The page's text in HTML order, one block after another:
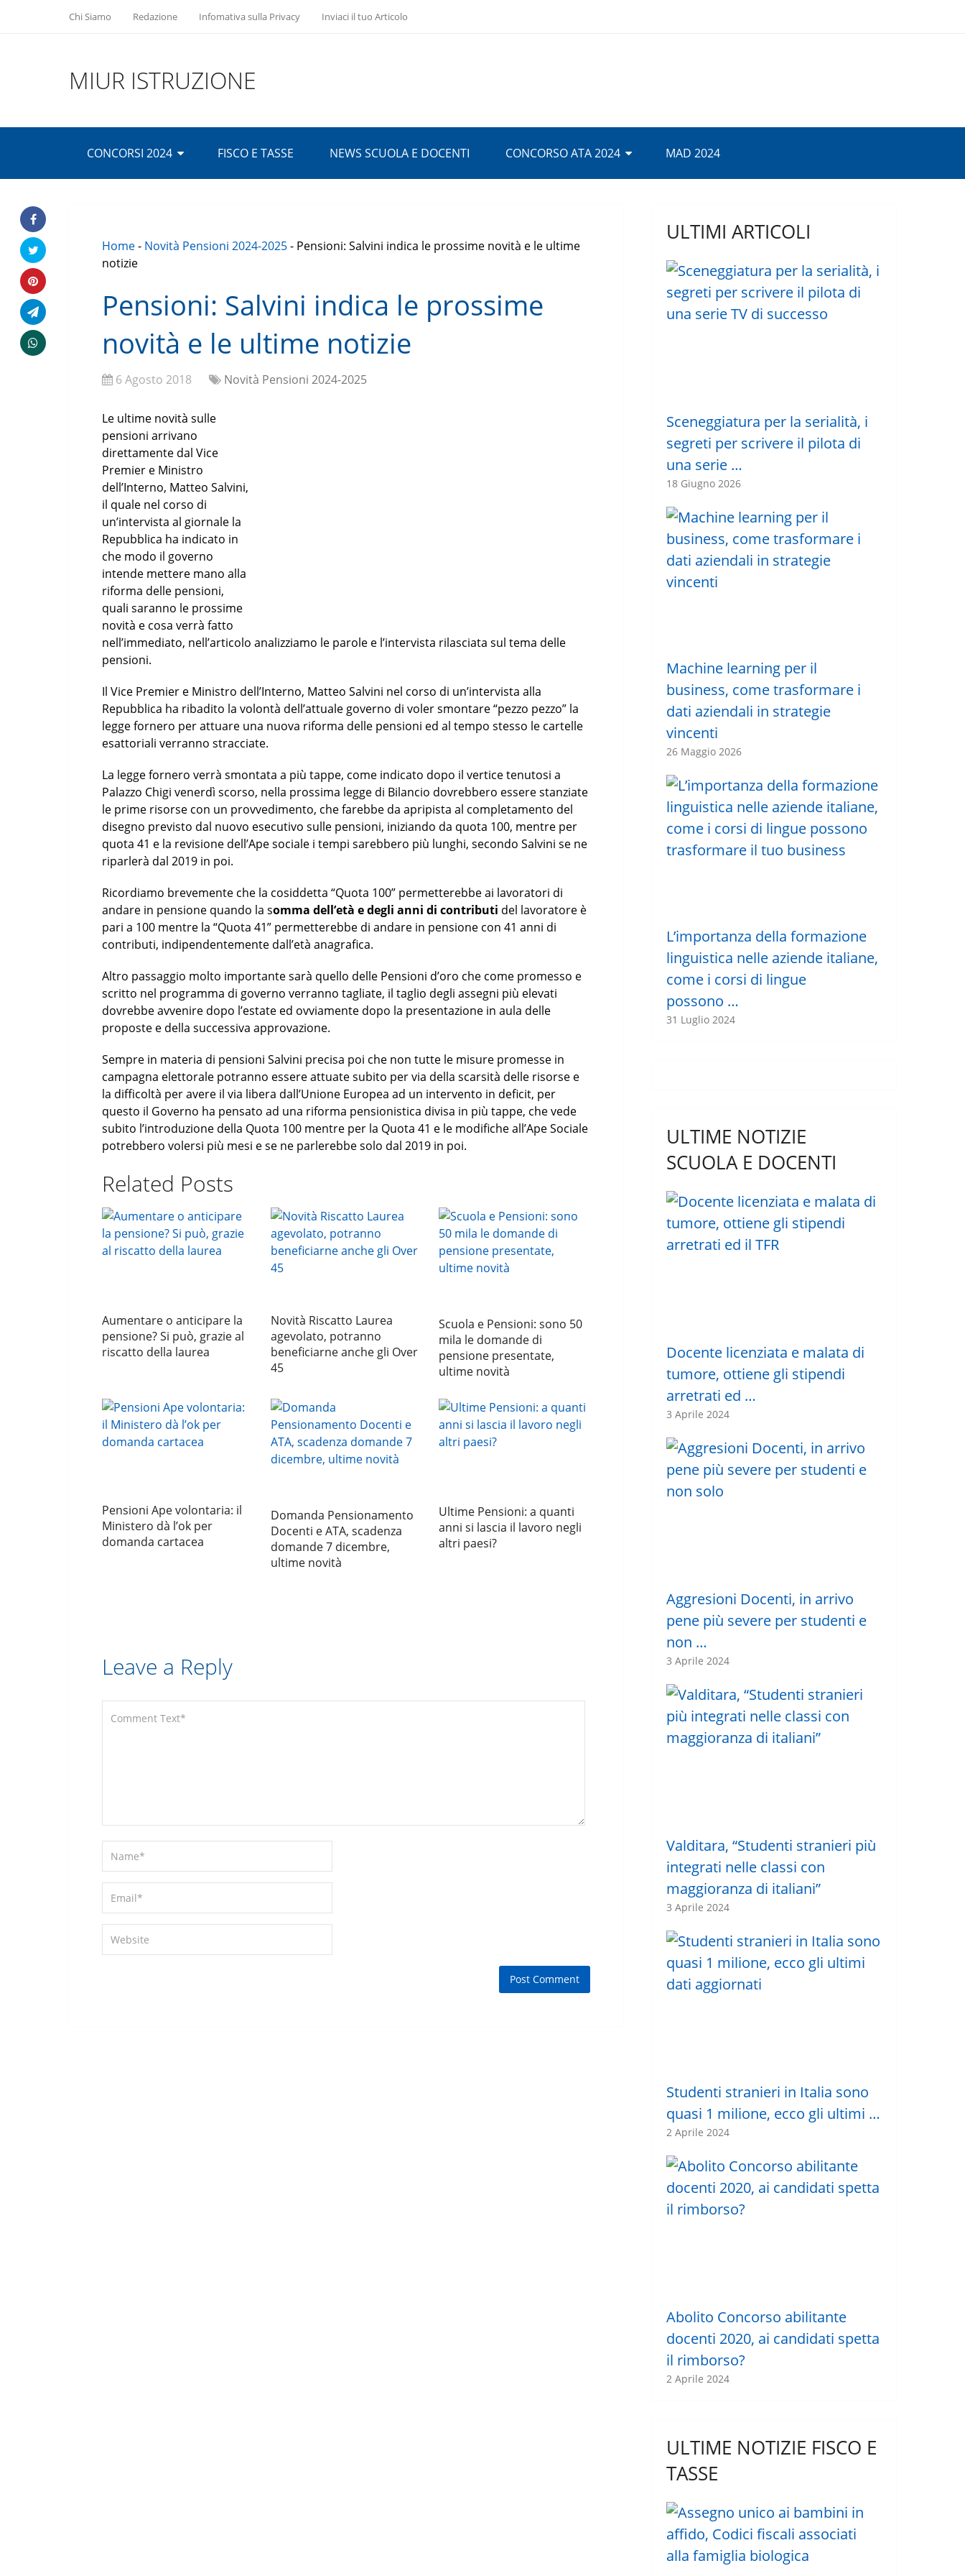
Chi Siamo Redazione Infomativa sulla Privacy Inviaci il tuo Articolo
MIUR ISTRUZIONE
CONCORSI 2024 FISCO E TASSE NEWS SCUOLA E DOCENTI CONCORSO ATA 2024 MAD 2024
Home- Novità Pensioni 2024-2025- Pensioni: Salvini indica le prossime novità e le ultime
notizie
Pensioni: Salvini indica le prossime
novità e le ultime notizie
6 Agosto 2018 Novità Pensioni 2024-2025
Le ultime novità sulle
pensioni arrivano
direttamente dal Vice
Premier e Ministro
dell’Interno, Matteo Salvini,
il quale nel corso di
un’intervista al giornale la
Repubblica ha indicato in
che modo il governo
intende mettere mano alla
riforma delle pensioni,
quali saranno le prossime
novità e cosa verrà fatto
nell’immediato, nell’articolo analizziamo le parole e l’intervista rilasciata sul tema delle
pensioni.
Il Vice Premier e Ministro dell’Interno, Matteo Salvini nel corso di un’intervista alla
Repubblica ha ribadito la volontà dell’attuale governo di voler smontare “pezzo pezzo” la
legge fornero per attuare una nuova riforma delle pensioni ed al tempo stesso le cartelle
esattoriali verranno stracciate.
La legge fornero verrà smontata a più tappe, come indicato dopo il vertice tenutosi a
Palazzo Chigi venerdì scorso, nella prossima legge di Bilancio dovrebbero essere stanziate
le prime risorse con un provvedimento, che farebbe da apripista al completamento del
disegno previsto dal nuovo esecutivo sulle pensioni, iniziando da quota 100, mentre per
quota 41 e la revisione dell’Ape sociale i tempi sarebbero più lunghi, secondo Salvini se ne
riparlerà dal 2019 in poi.
Ricordiamo brevemente che la cosiddetta “Quota 100” permetterebbe ai lavoratori di
andare in pensione quando la somma dell’età e degli anni di contributi del lavoratore è
pari a 100 mentre la “Quota 41” permetterebbe di andare in pensione con 41 anni di
contributi, indipendentemente dall’età anagrafica.
Altro passaggio molto importante sarà quello delle Pensioni d’oro che come promesso e
scritto nel programma di governo verranno tagliate, il taglio degli assegni più elevati
dovrebbe avvenire dopo l’estate ed ovviamente dopo la presentazione in aula delle
proposte e della successiva approvazione.
Sempre in materia di pensioni Salvini precisa poi che non tutte le misure promesse in
campagna elettorale potranno essere attuate subito per via della scarsità delle risorse e
la difficoltà per avere il via libera dall’Unione Europea ad un intervento in deficit, per
questo il Governo ha pensato ad una riforma pensionistica divisa in più tappe, che vede
subito l’introduzione della Quota 100 mentre per la Quota 41 e le modifiche all’Ape Sociale
potrebbero volersi più mesi e se ne parlerebbe solo dal 2019 in poi.
Related Posts
Aumentare o anticipare la
pensione? Si può, grazie al
riscatto della laurea
Novità Riscatto Laurea
agevolato, potranno
beneficiarne anche gli Over
45
Scuola e Pensioni: sono 50
mila le domande di
pensione presentate,
ultime novità
Pensioni Ape volontaria: il
Ministero dà l’ok per
domanda cartacea
Domanda Pensionamento
Docenti e ATA, scadenza
domande 7 dicembre,
ultime novità
Ultime Pensioni: a quanti
anni si lascia il lavoro negli
altri paesi?
Leave a Reply
ULTIMI ARTICOLI
Sceneggiatura per la serialità, i
segreti per scrivere il pilota di
una serie …
18 Giugno 2026
Machine learning per il
business, come trasformare i
dati aziendali in strategie
vincenti
26 Maggio 2026
L’importanza della formazione
linguistica nelle aziende italiane,
come i corsi di lingue
possono …
31 Luglio 2024
ULTIME NOTIZIE
SCUOLA E DOCENTI
Docente licenziata e malata di
tumore, ottiene gli stipendi
arretrati ed …
3 Aprile 2024
Aggresioni Docenti, in arrivo
pene più severe per studenti e
non …
3 Aprile 2024
Valditara, “Studenti stranieri più
integrati nelle classi con
maggioranza di italiani”
3 Aprile 2024
Studenti stranieri in Italia sono
quasi 1 milione, ecco gli ultimi …
2 Aprile 2024
Abolito Concorso abilitante
docenti 2020, ai candidati spetta
il rimborso?
2 Aprile 2024
ULTIME NOTIZIE FISCO E
TASSE